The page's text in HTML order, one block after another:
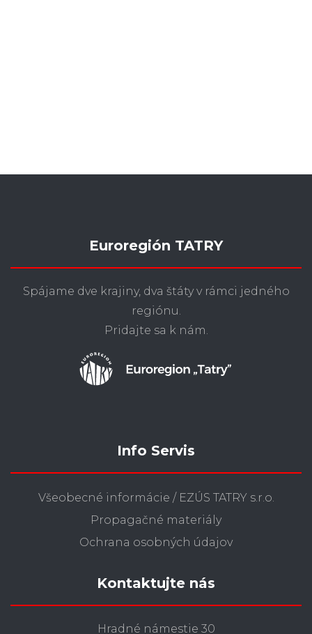
Euroregión TATRY
Spájame dve krajiny, dva štáty v rámci jedného
regiónu.
Pridajte sa k nám.
Info Servis
Všeobecné informácie / EZÚS TATRY s.r.o.
Propagačné materiály
Ochrana osobných údajov
Kontaktujte nás
Hradné námestie 30